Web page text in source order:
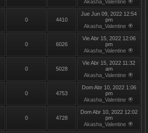
Akasha_Valentine
0 4410
Jue Jun 09, 2022 12:54
pm
Akasha_Valentine
0 6026
Vie Abr 15, 2022 12:06
pm
Akasha_Valentine
0 5028
Vie Abr 15, 2022 11:32
am
Akasha_Valentine
0 4753
Dom Abr 10, 2022 1:06
pm
Akasha_Valentine
0 4728
Dom Abr 10, 2022 12:02
pm
Akasha_Valentine